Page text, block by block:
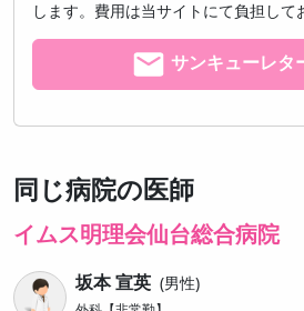
します。費用は当サイトにて負担して
サンキューレタ
同じ病院の医師
イムス明理会仙台総合病院
坂本 宣英 男性